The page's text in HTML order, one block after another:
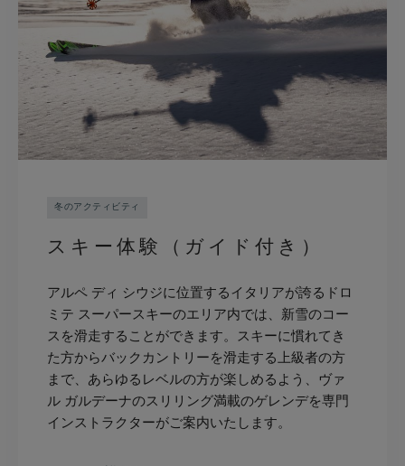
冬のアクティビティ
スキー体験（ガイド付き）
アルペ ディ シウジに位置するイタリアが誇るドロ
ミテ スーパースキーのエリア内では、新雪のコー
スを滑走することができます。スキーに慣れてき
た方からバックカントリーを滑走する上級者の方
まで、あらゆるレベルの方が楽しめるよう、ヴァ
ル ガルデーナのスリリング満載のゲレンデを専門
インストラクターがご案内いたします。